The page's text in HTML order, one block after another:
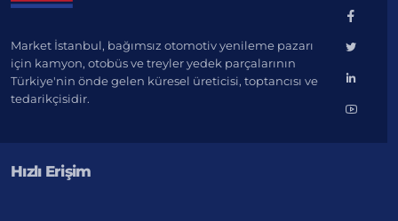
Market İstanbul, bağımsız otomotiv yenileme pazarı
için kamyon, otobüs ve treyler yedek parçalarının
Türkiye'nin önde gelen küresel üreticisi, toptancısı ve
tedarikçisidir.
Hızlı Erişim